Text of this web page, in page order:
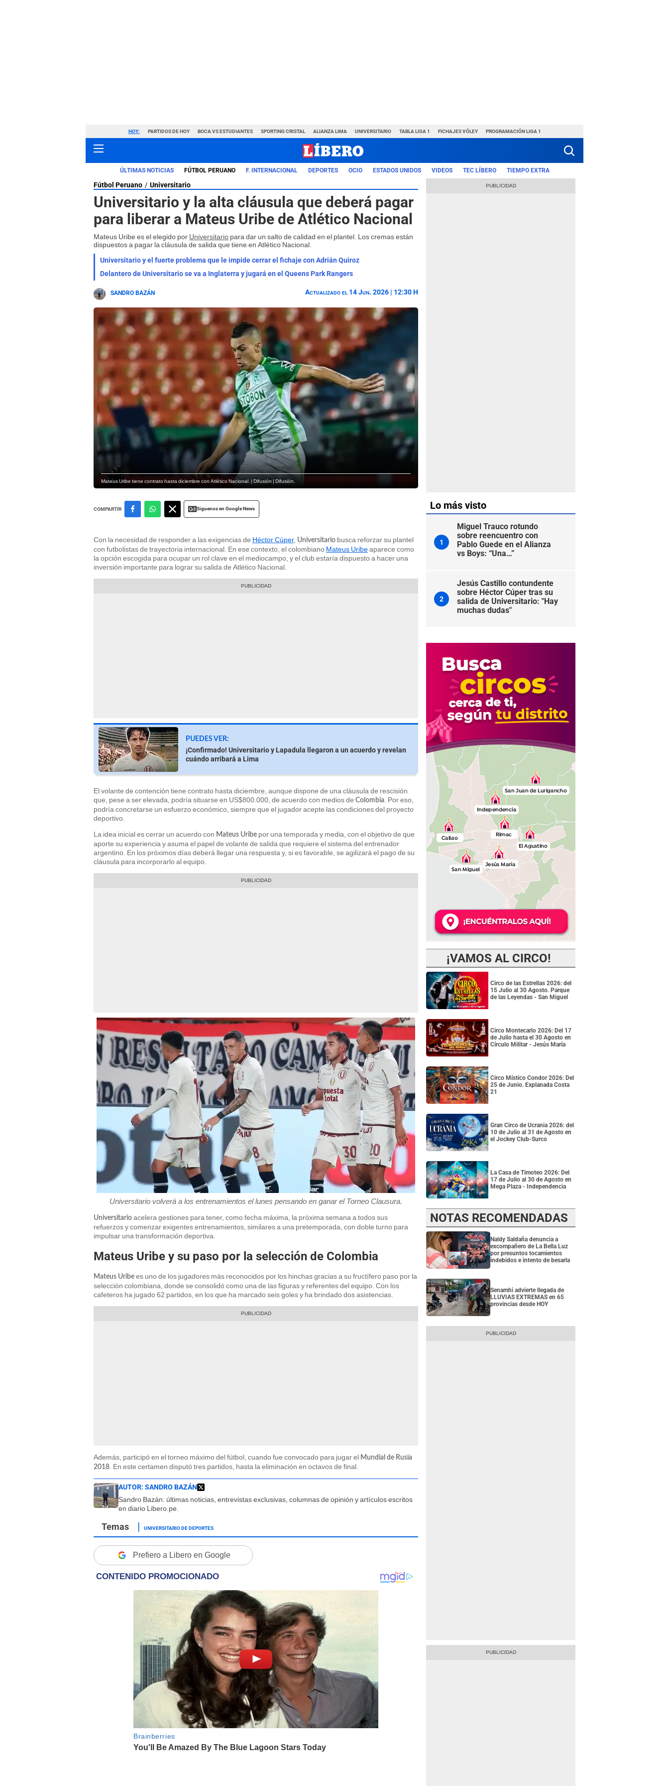
HOY: PARTIDOS DE HOY BOCA VS ESTUDIANTES SPORTING CRISTAL ALIANZA LIMA UNIVERSITARIO TABLA LIGA 1 FICHAJES VÓLEY PROGRAMACIÓN LIGA 1
ÚLTIMAS NOTICIAS FÚTBOL PERUANO F. INTERNACIONAL DEPORTES OCIO ESTADOS UNIDOS VIDEOS TEC LÍBERO TIEMPO EXTRA
Fútbol Peruano Universitario
Universitario y la alta cláusula que deberá pagar
para liberar a Mateus Uribe de Atlético Nacional
Mateus Uribe es el elegido por Universitario para dar un salto de calidad en el plantel. Los cremas están
dispuestos a pagar la cláusula de salida que tiene en Atlético Nacional.
Universitario y el fuerte problema que le impide cerrar el fichaje con Adrián Quiroz
Delantero de Universitario se va a Inglaterra y jugará en el Queens Park Rangers
SANDRO BAZÁN Actualizado el 14 Jun. 2026 | 12:30 H
Mateus Uribe tiene contrato hasta diciembre con Atlético Nacional. | Difusión | Difusión.
COMPARTIR Siguenos en Google News
Con la necesidad de responder a las exigencias de Héctor Cúper, Universitario busca reforzar su plantel
con futbolistas de trayectoria internacional. En ese contexto, el colombiano Mateus Uribeaparece como
la opción escogida para ocupar un rol clave en el mediocampo, y el club estaría dispuesto a hacer una
inversión importante para lograr su salida de Atlético Nacional.
PUEDES VER:
¡Confirmado! Universitario y Lapadula llegaron a un acuerdo y revelan
cuándo arribará a Lima
El volante de contención tiene contrato hasta diciembre, aunque dispone de una cláusula de rescisión
que, pese a ser elevada, podría situarse en US$800.000, de acuerdo con medios de Colombia . Por eso,
podría concretarse un esfuerzo económico, siempre que el jugador acepte las condiciones del proyecto
deportivo.
La idea inicial es cerrar un acuerdo con Mateus Uribe por una temporada y media, con el objetivo de que
aporte su experiencia y asuma el papel de volante de salida que requiere el sistema del entrenador
argentino. En los próximos días deberá llegar una respuesta y, si es favorable, se agilizará el pago de su
cláusula para incorporarlo al equipo.
Universitario volverá a los entrenamientos el lunes pensando en ganar el Torneo Clausura.
Universitario acelera gestiones para tener, como fecha máxima, la próxima semana a todos sus
refuerzos y comenzar exigentes entrenamientos, similares a una pretemporada, con doble turno para
impulsar una transformación deportiva.
Mateus Uribe y su paso por la selección de Colombia
Mateus Uribe es uno de los jugadores más reconocidos por los hinchas gracias a su fructífero paso por la
selección colombiana, donde se consolidó como una de las figuras y referentes del equipo. Con los
cafeteros ha jugado 62 partidos, en los que ha marcado seis goles y ha brindado dos asistencias.
Además, participó en el torneo máximo del fútbol, cuando fue convocado para jugar el Mundial de Rusia
2018. En este certamen disputó tres partidos, hasta la eliminación en octavos de final.
AUTOR: SANDRO BAZÁN
Sandro Bazán: últimas noticias, entrevistas exclusivas, columnas de opinión y artículos escritos
en diario Libero.pe.
UNIVERSITARIO DE DEPORTES
Prefiero a Libero en Google
Lo más visto
1
Miguel Trauco rotundo
sobre reencuentro con
Pablo Guede en el Alianza
vs Boys: “Una…”
2
Jesús Castillo contundente
sobre Héctor Cúper tras su
salida de Universitario: "Hay
muchas dudas"
¡VAMOS AL CIRCO!
Circo de las Estrellas 2026: del
15 Julio al 30 Agosto. Parque
de las Leyendas - San Miguel
Circo Montecarlo 2026: Del 17
de Julio hasta el 30 Agosto en
Círculo Militar - Jesús María
Circo Místico Condor 2026: Del
25 de Junio. Explanada Costa
21
Gran Circo de Ucrania 2026: del
10 de Julio al 31 de Agosto en
el Jockey Club-Surco
La Casa de Timoteo 2026: Del
17 de Julio al 30 de Agosto en
Mega Plaza - Independencia
NOTAS RECOMENDADAS
Naldy Saldaña denuncia a
excompañero de La Bella Luz
por presuntos tocamientos
indebidos e intento de besarla
Senamhi advierte llegada de
LLUVIAS EXTREMAS en 65
provincias desde HOY